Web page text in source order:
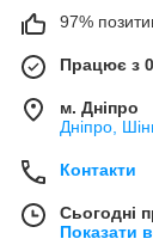
97%
Працює з
м. Дніпро
Дніпро,
Контакти
Сьогодні
Показати